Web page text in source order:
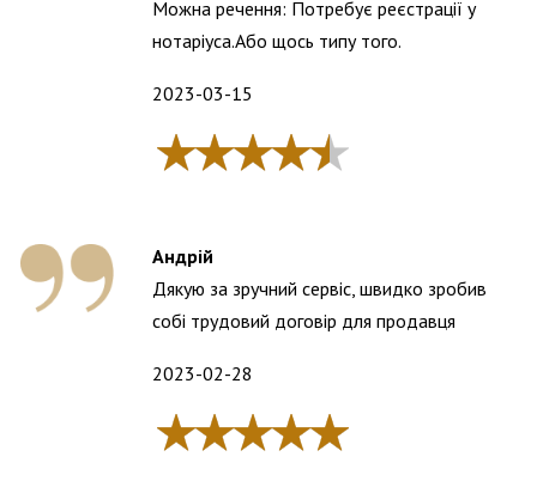
Можна речення: Потребує реєстрації у
нотаріуса.Або щось типу того.
2023-03-15
Андрій
Дякую за зручний сервіс, швидко зробив
собі трудовий договір для продавця
2023-02-28